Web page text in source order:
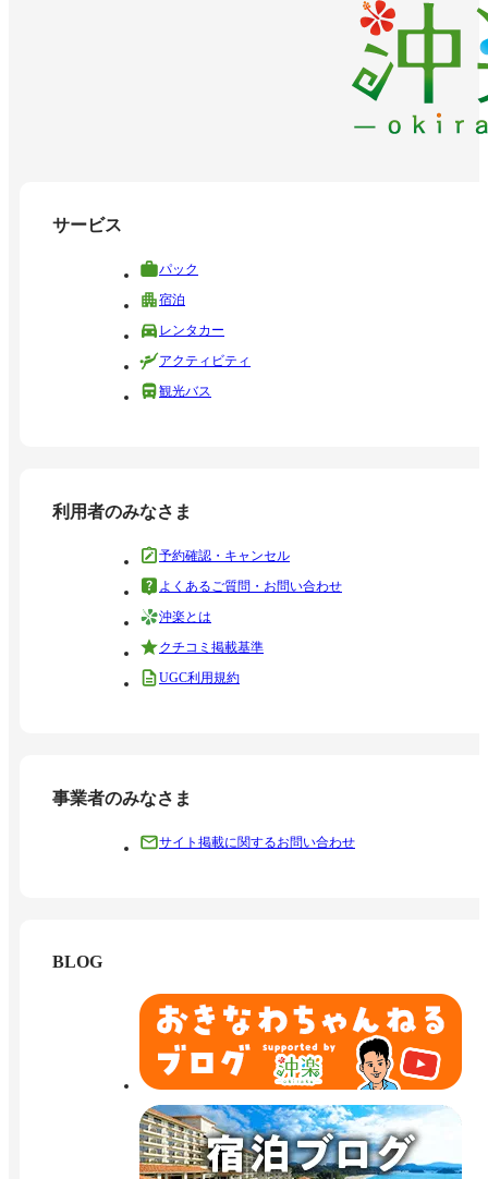
サービス
パック
宿泊
レンタカー
アクティビティ
観光バス
利用者のみなさま
予約確認・キャンセル
よくあるご質問・お問い合わせ
沖楽とは
クチコミ掲載基準
UGC利用規約
事業者のみなさま
サイト掲載に関するお問い合わせ
BLOG